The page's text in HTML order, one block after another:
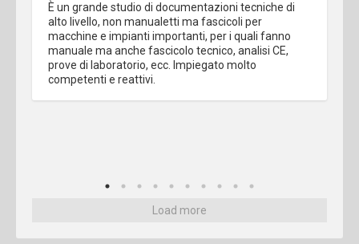
È un grande studio di documentazioni tecniche di
alto livello, non manualetti ma fascicoli per
macchine e impianti importanti, per i quali fanno
manuale ma anche fascicolo tecnico, analisi CE,
prove di laboratorio, ecc. Impiegato molto
competenti e reattivi.
Load more